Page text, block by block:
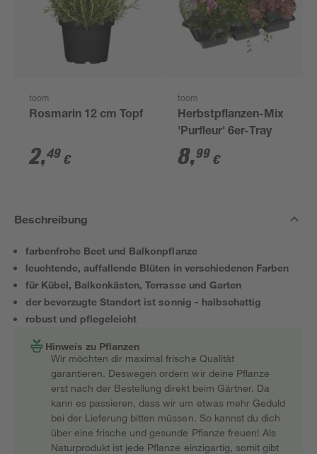
toom
Rosmarin 12 cm Topf
2,49 €
toom
Herbstpflanzen-Mix
'Purfleur' 6er-Tray
8,99 €
Beschreibung
farbenfrohe Beet und Balkonpflanze
leuchtende, auffallende Blüten in verschiedenen Farben
für Kübel, Balkonkästen, Terrasse und Garten
der bevorzugte Standort ist sonnig - halbschattig
robust und pflegeleicht
Hinweis zu Pflanzen
Wir möchten dir maximal frische Qualität
garantieren. Deswegen ordern wir deine Pflanze
erst nach der Bestellung direkt beim Gärtner. Da
kann es passieren, dass wir um etwas mehr Geduld
bei der Lieferung bitten müssen. So kannst du dich
über eine frische und gesunde Pflanze freuen! Als
Naturprodukt ist jede Pflanze einzigartig, somit gibt